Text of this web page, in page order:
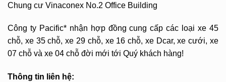
Chung cư Vinaconex No.2 Office Building
Công ty Pacific* nhận hợp đồng cung cấp các loại xe 45
chỗ, xe 35 chỗ, xe 29 chỗ, xe 16 chỗ, xe Dcar, xe cưới, xe
07 chỗ và xe 04 chỗ đời mới tới Quý khách hàng!
Thông tin liên hệ: